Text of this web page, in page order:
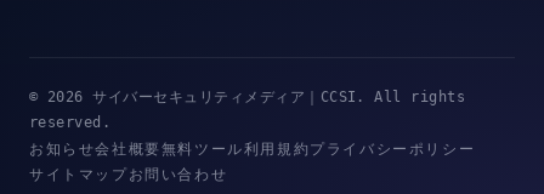
© 2026 サイバーセキュリティメディア｜CCSI. All rights
reserved.
お知らせ会社概要無料ツール利用規約 プライバシーポリシー
サイトマップ お問い合わせ